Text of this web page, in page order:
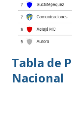
Tabla de
Nacional